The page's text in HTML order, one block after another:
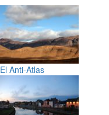
El Anti-Atlas